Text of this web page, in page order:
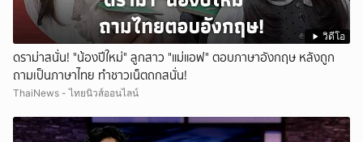
วิดีโอ
ดราม่าสนั่น! "น้องปีใหม่" ลูกสาว "แม่แอฟ" ตอบภาษาอังกฤษ หลังถูก
ถามเป็นภาษาไทย ทำชาวเน็ตถกสนั่น!
ThaiNews - ไทยนิวส์ออนไลน์